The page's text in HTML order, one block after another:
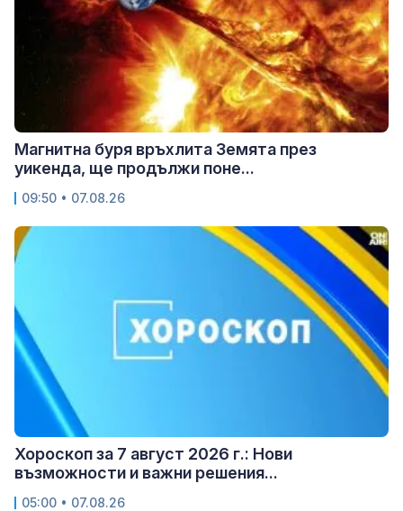
Магнитна буря връхлита Земята през
уикенда, ще продължи поне...
09:50 • 07.08.26
Хороскоп за 7 август 2026 г.: Нови
възможности и важни решения...
05:00 • 07.08.26